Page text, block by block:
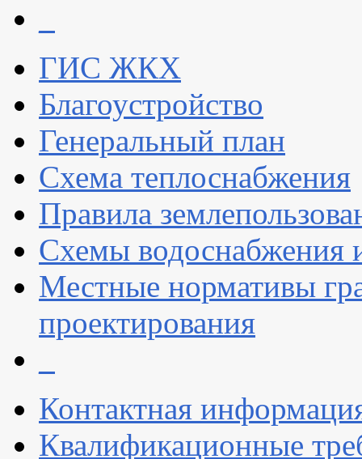
ГИС ЖКХ
Благоустройство
Генеральный план
Схема теплоснабжения
Правила
Схемы водоснабжения
Местные нормативы
проектирования
Контактная
Квалификационные